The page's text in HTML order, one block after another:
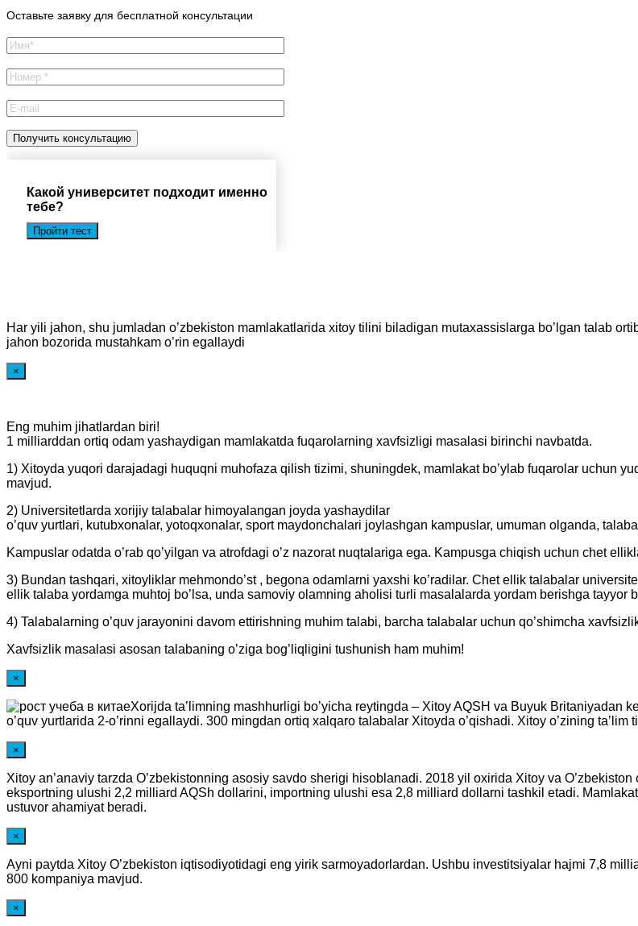
Оставьте заявку для бесплатной консультации
Какой университет подходит именно
тебе?
Пройти тест
Har yili jahon, shu jumladan o’zbekiston mamlakatlarida xitoy tilini biladigan mutaxassislarga bo’lgan talab
jahon bozorida mustahkam o’rin egallaydi
×
Eng muhim jihatlardan biri!
1 milliarddan ortiq odam yashaydigan mamlakatda fuqarolarning xavfsizligi masalasi birinchi navbatda.
1) Xitoyda yuqori darajadagi huquqni muhofaza qilish tizimi, shuningdek, mamlakat bo’ylab fuqarolar uchun
mavjud.
2) Universitetlarda xorijiy talabalar himoyalangan joyda yashaydilar
o’quv yurtlari, kutubxonalar, yotoqxonalar, sport maydonchalari joylashgan kampuslar, umuman olganda,
Kampuslar odatda o’rab qo’yilgan va atrofdagi o’z nazorat nuqtalariga ega. Kampusga chiqish uchun chet
3) Bundan tashqari, xitoyliklar mehmondo’st , begona odamlarni yaxshi ko’radilar. Chet ellik talabalar
ellik talaba yordamga muhtoj bo’lsa, unda samoviy olamning aholisi turli masalalarda yordam berishga tayyor
4) Talabalarning o’quv jarayonini davom ettirishning muhim talabi, barcha talabalar uchun qo’shimcha
Xavfsizlik masalasi asosan talabaning o’ziga bog’liqligini tushunish ham muhim!
×
Xorijda ta’limning mashhurligi bo’yicha reytingda – Xitoy AQSH va Buyuk Britaniyadan
o’quv yurtlarida 2-o’rinni egallaydi. 300 mingdan ortiq xalqaro talabalar Xitoyda o’qishadi. Xitoy o’zining
×
Xitoy an’anaviy tarzda O’zbekistonning asosiy savdo sherigi hisoblanadi. 2018 yil oxirida Xitoy va
eksportning ulushi 2,2 milliard AQSh dollarini, importning ulushi esa 2,8 milliard dollarni tashkil etadi.
ustuvor ahamiyat beradi.
×
Ayni paytda Xitoy O’zbekiston iqtisodiyotidagi eng yirik sarmoyadorlardan. Ushbu investitsiyalar hajmi 7,8
800 kompaniya mavjud.
×